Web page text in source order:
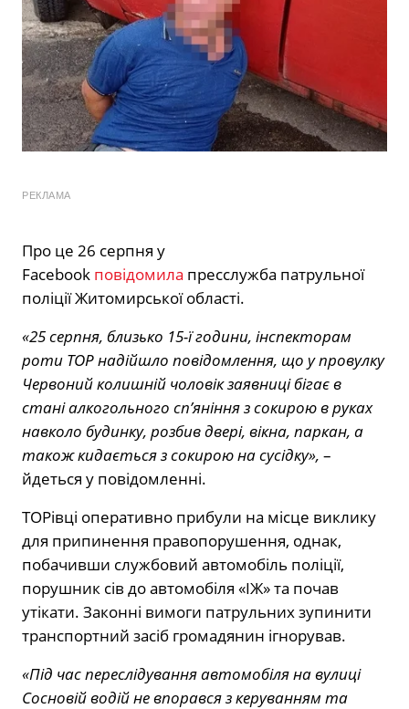
РЕКЛАМА
Про це 26 серпня у
Facebook повідомила пресслужба патрульної
поліції Житомирської області.
«25 серпня, близько 15-ї години, інспекторам
роти ТОР надійшло повідомлення, що у провулку
Червоний колишній чоловік заявниці бігає в
стані алкогольного сп’яніння з сокирою в руках
навколо будинку, розбив двері, вікна, паркан, а
також кидається з сокирою на сусідку», –
йдеться у повідомленні.
ТОРівці оперативно прибули на місце виклику
для припинення правопорушення, однак,
побачивши службовий автомобіль поліції,
порушник сів до автомобіля «ІЖ» та почав
утікати. Законні вимоги патрульних зупинити
транспортний засіб громадянин ігнорував.
«Під час переслідування автомобіля на вулиці
Сосновій водій не впорався з керуванням та